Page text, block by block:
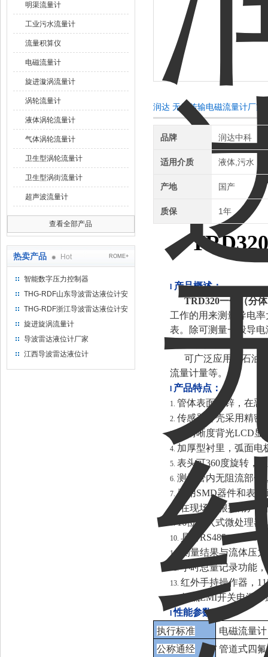
明渠流量计
工业污水流量计
流量积算仪
电磁流量计
旋进漩涡流量计
涡轮流量计
液体涡轮流量计
气体涡轮流量计
卫生型涡轮流量计
卫生型涡街流量计
超声波流量计
查看全部产品
热卖产品 Hot ROME+
智能数字压力控制器
THG-RDF山东导波雷达液位计安
装方法
THG-RDF浙江导波雷达液位计安
装方法
旋进旋涡流量计
导波雷达液位计厂家
江西导波雷达液位计
润达 无线传输电磁流量计厂家
品牌 润达中科
适用介质 液体,污水
产地 国产
质保 1年
l 产品概述：
TRD320一体（分
工作的用来测量导电
表。除可测量一般导
可广泛应用于石油
流量计量等。
l 产品特点：
1. 管体表面喷锌，在恶
2. 传感器外壳采用精密
3. 高清晰度背光LCD
4. 加厚型衬里，弧面电
5. 表头可360度旋转，
6. 测量管内无阻流部件
7.采用SMD器件和表
8. 在现场可根据用户
9.16位嵌入式微处理器
10. 具有RS485、RS232
11. 测量结果与流体压
12.小时总量记录功能
13. 红外手持操作器，
14. 超低EMI开关电源
l性能参数：
执行标准
电磁流量计
公称通经
管道式四